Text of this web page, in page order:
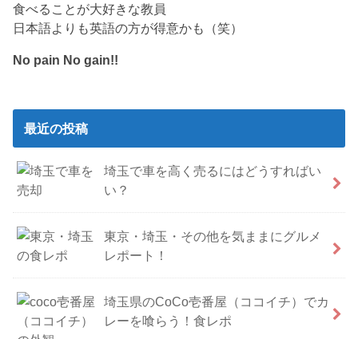
食べることが大好きな教員
日本語よりも英語の方が得意かも（笑）
No pain No gain!!
最近の投稿
埼玉で車を高く売るにはどうすればい
い？
東京・埼玉・その他を気ままにグルメ
レポート！
埼玉県のCoCo壱番屋（ココイチ）でカ
レーを喰らう！食レポ